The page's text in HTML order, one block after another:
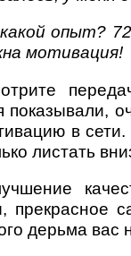
опыт?
мотивация!
показывали,
в
листать
прекрасное
дерьма вас